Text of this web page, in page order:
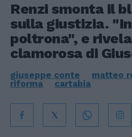
Renzi smonta il
sulla giustizia.
poltrona", e
clamorosa di
giuseppe conte matteo
riforma
cartabia